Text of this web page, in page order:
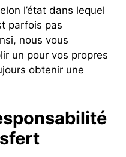
l’état dans lequel
parfois pas
nous vous
un pour vos propres
obtenir une